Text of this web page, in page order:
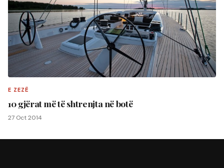
E ZEZË
10 gjërat më të shtrenjta në botë
27 Oct 2014